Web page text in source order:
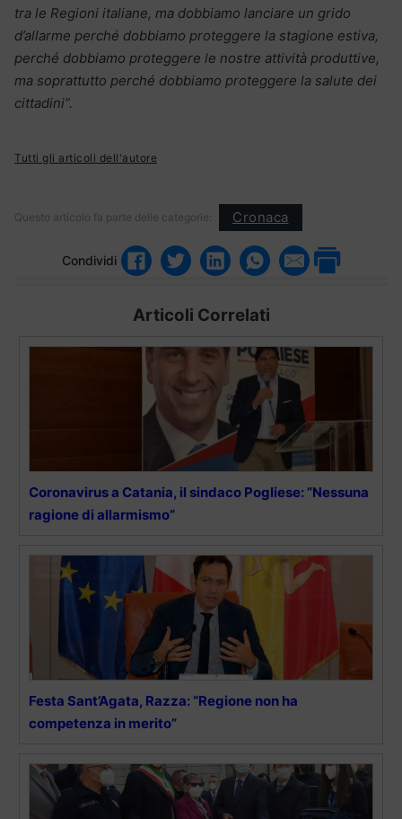
tra le Regioni italiane, ma dobbiamo lanciare un grido
d’allarme perché dobbiamo proteggere la stagione estiva,
perché dobbiamo proteggere le nostre attività produttive,
ma soprattutto perché dobbiamo proteggere la salute dei
cittadini”.
Tutti gli articoli dell'autore
Questo articolo fa parte delle categorie: Cronaca
Condividi
Articoli Correlati
Coronavirus a Catania, il sindaco Pogliese: ”Nessuna
ragione di allarmismo”
Festa Sant’Agata, Razza: “Regione non ha
competenza in merito”